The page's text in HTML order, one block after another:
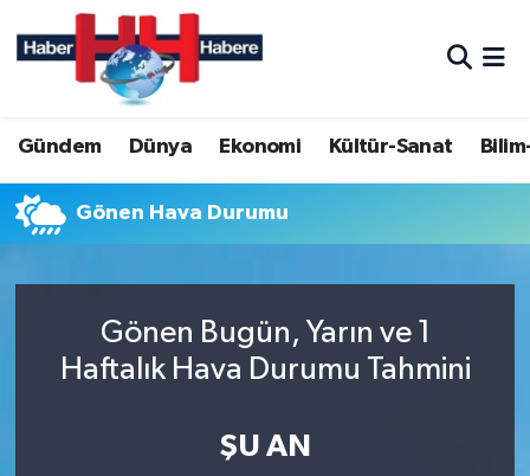
Gündem Dünya Ekonomi Kültür-Sanat
Gönen Hava Durumu
Gönen Bugün, Yarın ve 1
Haftalık Hava Durumu Tahmini
ŞU AN
Hava Durumu
Trafik Durumu
Süper Lig Puan Durumu ve Fikstür
Son Dakika Haberleri